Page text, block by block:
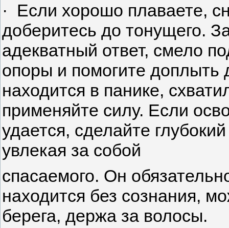
· Если хорошо плаваете,
доберитесь до тонущего.
адекватный ответ, смело
опоры и помогите
находится в панике,
применяйте силу. Если
удается, сделайте
увлекая за собой
спасаемого. Он
находится без сознания,
берега, держа за волосы.